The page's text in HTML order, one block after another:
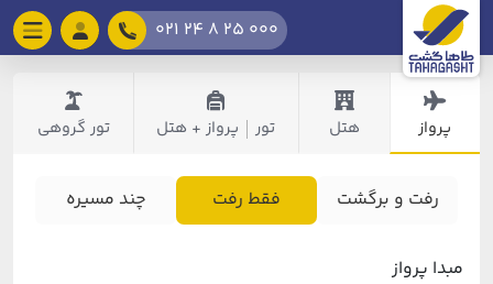
021 24 8 25 000
پرواز هتل تور پرواز + هتل تور گروهی
رفت و برگشت فقط رفت چند مسیره
مبدا پرواز